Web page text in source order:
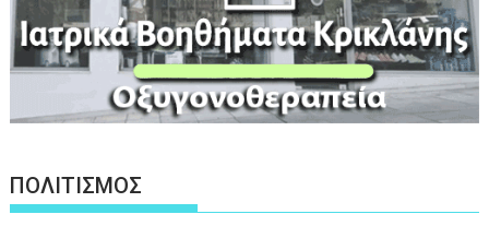
ΠΟΛΙΤΙΣΜΟΣ